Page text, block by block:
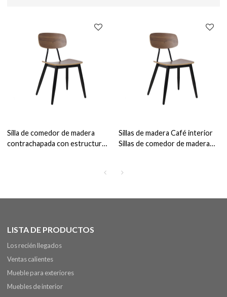
Silla de comedor de madera
contrachapada con estructura
Sillas de madera Café interior
Sillas de comedor de madera
LISTA DE PRODUCTOS
Los recién llegados
Ventas calientes
Mueble para exteriores
Muebles de interior